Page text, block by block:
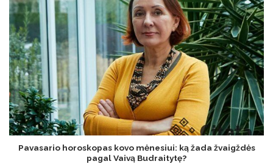
Pavasario horoskopas kovo mėnesiui: ką žada žvaigždės
pagal Vaivą Budraitytę?